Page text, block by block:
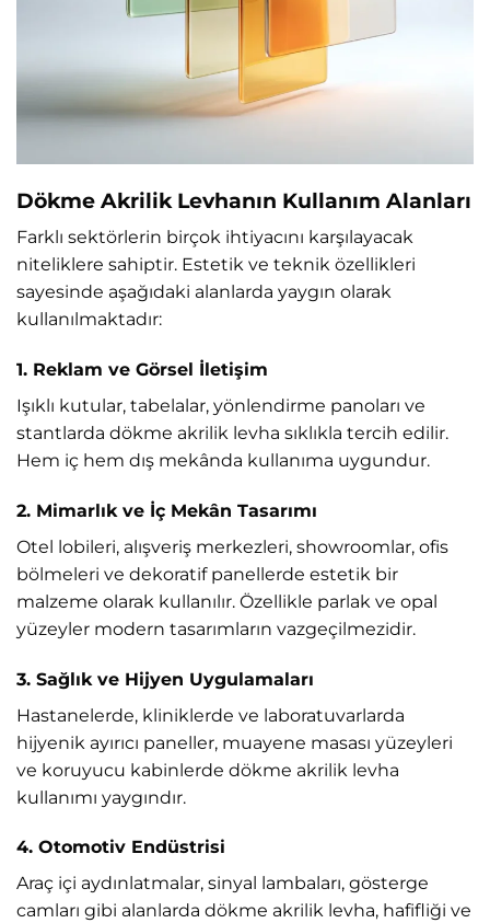
Dökme Akrilik Levhanın Kullanım Alanları
Farklı sektörlerin birçok ihtiyacını karşılayacak
niteliklere sahiptir. Estetik ve teknik özellikleri
sayesinde aşağıdaki alanlarda yaygın olarak
kullanılmaktadır:
1. Reklam ve Görsel İletişim
Işıklı kutular, tabelalar, yönlendirme panoları ve
stantlarda dökme akrilik levha sıklıkla tercih edilir.
Hem iç hem dış mekânda kullanıma uygundur.
2. Mimarlık ve İç Mekân Tasarımı
Otel lobileri, alışveriş merkezleri, showroomlar, ofis
bölmeleri ve dekoratif panellerde estetik bir
malzeme olarak kullanılır. Özellikle parlak ve opal
yüzeyler modern tasarımların vazgeçilmezidir.
3. Sağlık ve Hijyen Uygulamaları
Hastanelerde, kliniklerde ve laboratuvarlarda
hijyenik ayırıcı paneller, muayene masası yüzeyleri
ve koruyucu kabinlerde dökme akrilik levha
kullanımı yaygındır.
4. Otomotiv Endüstrisi
Araç içi aydınlatmalar, sinyal lambaları, gösterge
camları gibi alanlarda dökme akrilik levha, hafifliği ve